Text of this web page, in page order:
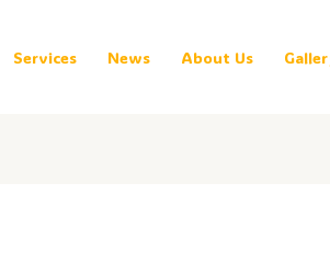
Services News About Us